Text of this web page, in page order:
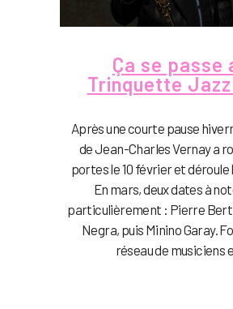
Ça se passe
Trinquette Jazz
Après une courte pause
de Jean-Charles Vernay a
portes le 10 février et déroule
En mars, deux dates à
particulièrement : Pierre
Negra, puis Minino Garay.
réseau de musiciens